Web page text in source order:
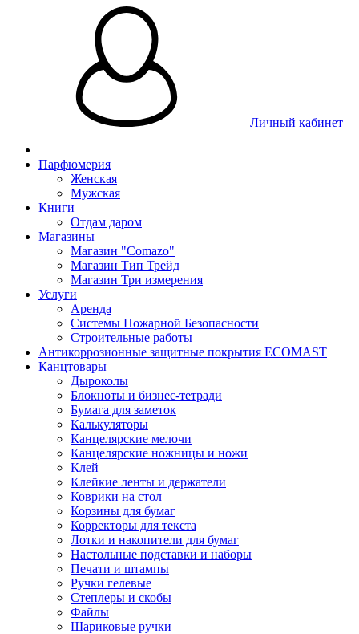
Личный кабинет
Парфюмерия
Женская
Мужская
Книги
Отдам даром
Магазины
Магазин "Comazo"
Магазин Тип Трейд
Магазин Три измерения
Услуги
Аренда
Системы Пожарной Безопасности
Строительные работы
Антикоррозионные защитные покрытия ECOMAST
Канцтовары
Дыроколы
Блокноты и бизнес-тетради
Бумага для заметок
Калькуляторы
Канцелярские мелочи
Канцелярские ножницы и ножи
Клей
Клейкие ленты и держатели
Коврики на стол
Корзины для бумаг
Корректоры для текста
Лотки и накопители для бумаг
Настольные подставки и наборы
Печати и штампы
Ручки гелевые
Степлеры и скобы
Файлы
Шариковые ручки